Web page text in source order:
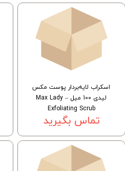
اسکراب لایه‌بردار پوست مکس
لیدی 100 میل – Max Lady
Exfoliating Scrub
تماس بگیرید